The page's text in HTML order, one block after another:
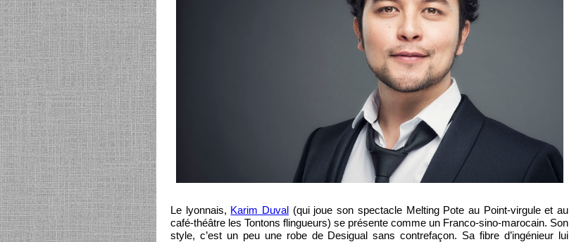
Le lyonnais, Karim Duval
(qui joue son spectacle Melting Pote au Point-virgule et au
café-théâtre les Tontons flingueurs) se présente comme un Franco-sino-marocain. Son
style, c’est un peu une robe de Desigual sans contrefaçon. Sa fibre d’ingénieur lui